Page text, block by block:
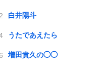
白井陽斗
うたであえたら
増田貴久の◯◯